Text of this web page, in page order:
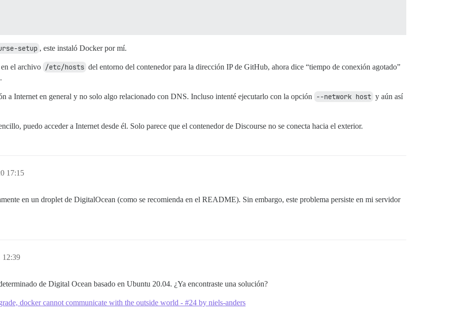
setup , este instaló Docker por mí.
el archivo /etc/hosts del entorno del contenedor para la dirección IP de GitHub, ahora dice “tiempo de conexión agotado”
a Internet en general y no solo algo relacionado con DNS. Incluso intenté ejecutarlo con la opción --network host y aún así
puedo acceder a Internet desde él. Solo parece que el contenedor de Discourse no se conecta hacia el exterior.
17:15
en un droplet de DigitalOcean (como se recomienda en el README). Sin embargo, este problema persiste en mi servidor
12:39
de Digital Ocean basado en Ubuntu 20.04. ¿Ya encontraste una solución?
docker cannot communicate with the outside world - #24 by niels-anders